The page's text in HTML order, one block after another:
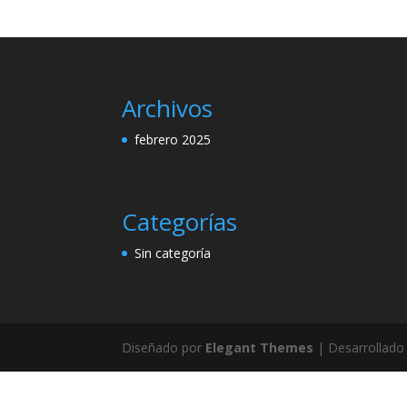
Archivos
febrero 2025
Categorías
Sin categoría
Diseñado por Elegant Themes |